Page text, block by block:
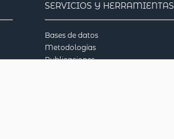
SERVICIOS Y HERRAMIENTAS
Bases de datos
Metodologías
Publicaciones